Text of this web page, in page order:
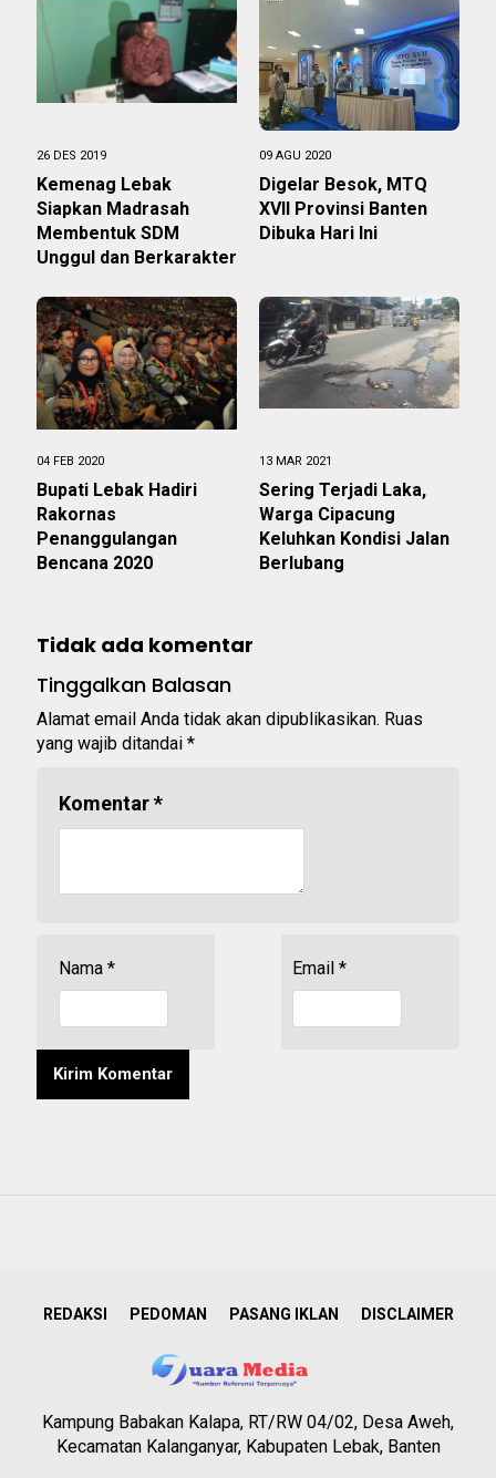
26 DES 2019
Kemenag Lebak
Siapkan Madrasah
Membentuk SDM
Unggul dan Berkarakter
09 AGU 2020
Digelar Besok, MTQ
XVII Provinsi Banten
Dibuka Hari Ini
04 FEB 2020
Bupati Lebak Hadiri
Rakornas
Penanggulangan
Bencana 2020
13 MAR 2021
Sering Terjadi Laka,
Warga Cipacung
Keluhkan Kondisi Jalan
Berlubang
Tidak ada komentar
Tinggalkan Balasan
Alamat email Anda tidak akan dipublikasikan. Ruas
yang wajib ditandai *
Komentar*
Nama * Email *
REDAKSI PEDOMAN PASANG IKLAN DISCLAIMER
Kampung Babakan Kalapa, RT/RW 04/02, Desa Aweh,
Kecamatan Kalanganyar, Kabupaten Lebak, Banten